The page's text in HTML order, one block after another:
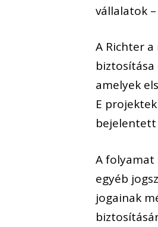
vállalatok
A Richter
amelyek
E
bejelentett
A folyamat
egyéb
jogainak